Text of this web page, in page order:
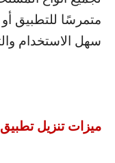
متمرسًا للتطبيق
سهل الاستخدام
ميزات تنزيل تطبيق